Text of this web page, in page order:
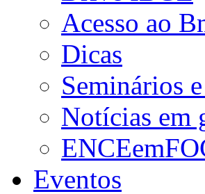
Acesso ao
Dicas
Seminários
Notícias em
Eventos